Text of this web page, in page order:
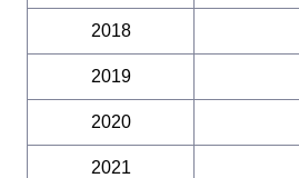
2018
2019
2020
2021